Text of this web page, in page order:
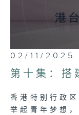
02/11/2025
第十集：搭
香港特别行政
举起青年梦想